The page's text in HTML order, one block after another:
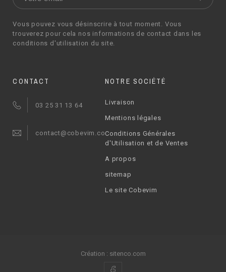
Vous pouvez vous désinscrire à tout moment. Vous
trouverez pour cela nos informations de contact dans les
conditions d'utilisation du site.
CONTACT
03 25 31 13 64
contact@cobevim.com
NOTRE SOCIÉTÉ
Livraison
Mentions légales
Conditions Générales
d'Utilisation et de Ventes
A propos
sitemap
Le site Cobevim
Création : sitenco.com